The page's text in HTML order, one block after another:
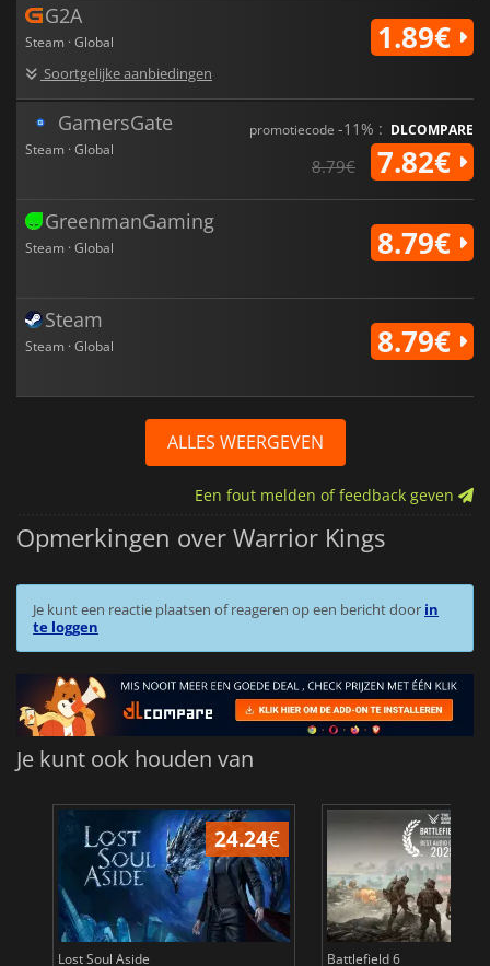
G2A
Steam · Global
Soortgelijke aanbiedingen
1.89€
GamersGate
Steam · Global
promotiecode -11% : DLCOMPARE
8.79€ 7.82€
GreenmanGaming
Steam · Global 8.79€
Steam
Steam · Global 8.79€
ALLES WEERGEVEN
Een fout melden of feedback geven
Opmerkingen over Warrior Kings
Je kunt een reactie plaatsen of reageren op een bericht door in
te loggen
Je kunt ook houden van
24.24€
Lost Soul Aside Battlefield 6